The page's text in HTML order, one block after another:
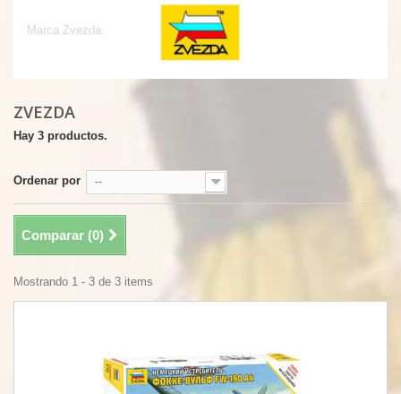
Marca Zvezda.
ZVEZDA
Hay 3 productos.
Ordenar por --
Comparar (0)
Mostrando 1 - 3 de 3 items